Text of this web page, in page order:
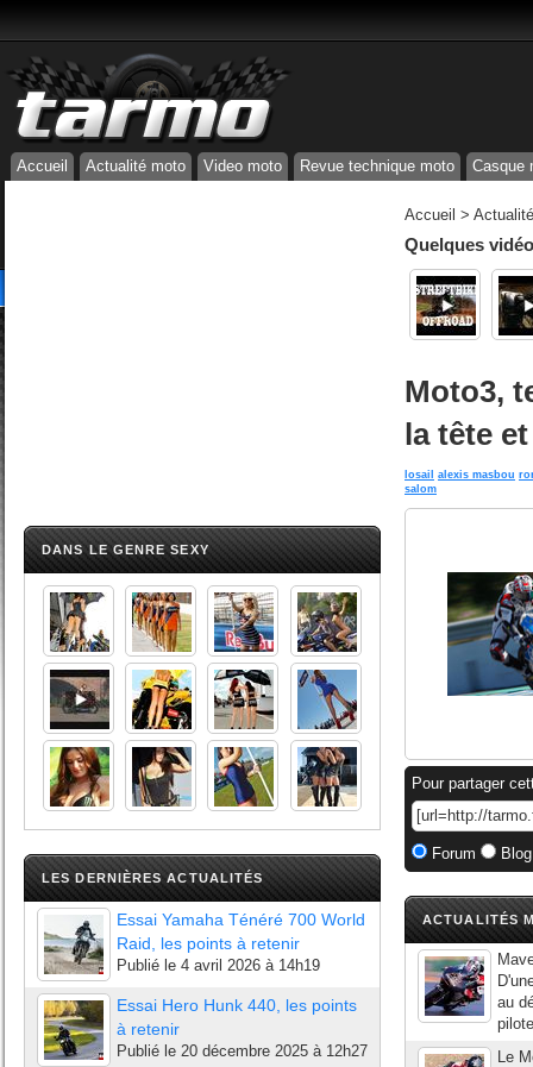
Accueil Actualité moto Video moto Revue technique moto Casque
DANS LE GENRE SEXY
LES DERNIÈRES ACTUALITÉS
Essai Yamaha Ténéré 700 World
Raid, les points à retenir
Publié le 4 avril 2026 à 14h19
Essai Hero Hunk 440, les points
à retenir
Publié le 20 décembre 2025 à 12h27
Accueil >
Quelques
Moto3,
la tête
losail alexis masbou
salom
Pour partager
Forum
ACTUALITÉS
au
Le